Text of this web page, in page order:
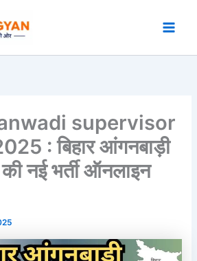
supervisor
: बिहार आंगनबाड़ी
नई भर्ती ऑनलाइन